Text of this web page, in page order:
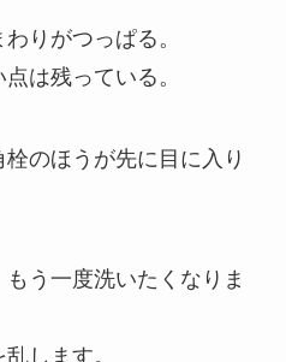
りがつっぱる。
は残っている。
のほうが先に目に入り
う一度洗いたくなりま
します。